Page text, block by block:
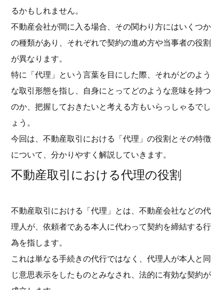
るかもしれません。
不動産会社が間に入る場合、その関わり方にはいくつか
の種類があり、それぞれで契約の進め方や当事者の役割
が異なります。
特に「代理」という言葉を目にした際、それがどのよう
な取引形態を指し、自身にとってどのような意味を持つ
のか、把握しておきたいと考える方もいらっしゃるでし
ょう。
今回は、不動産取引における「代理」の役割とその特徴
について、分かりやすく解説していきます。
不動産取引における代理の役割
不動産取引における「代理」とは、不動産会社などの代
理人が、依頼者である本人に代わって契約を締結する行
為を指します。
これは単なる手続きの代行ではなく、代理人が本人と同
じ意思表示をしたものとみなされ、法的に有効な契約が